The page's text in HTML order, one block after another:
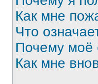
Как мне
Что
Почему моё
Как мне